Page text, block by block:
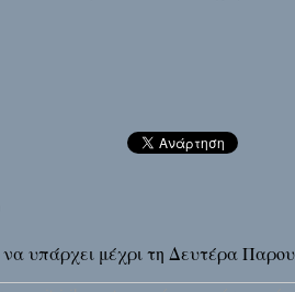
υπάρχει μέχρι τη Δευτέρα